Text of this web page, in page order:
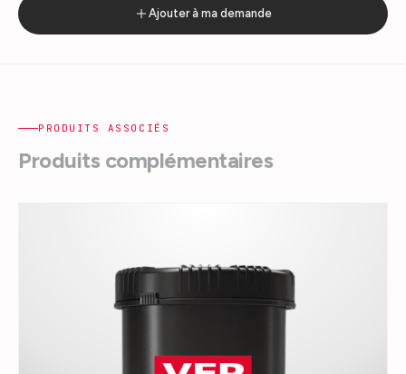
Ajouter à ma demande
PRODUITS ASSOCIÉS
Produits complémentaires